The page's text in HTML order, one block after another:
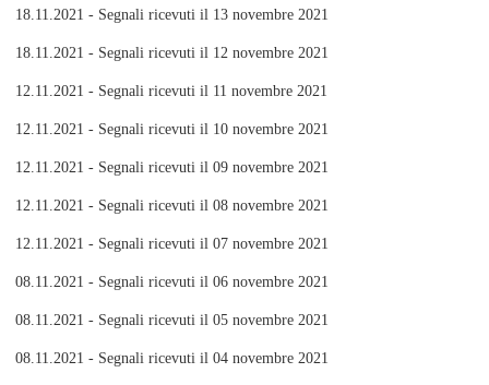
18.11.2021 - Segnali ricevuti il 13 novembre 2021
18.11.2021 - Segnali ricevuti il 12 novembre 2021
12.11.2021 - Segnali ricevuti il 11 novembre 2021
12.11.2021 - Segnali ricevuti il 10 novembre 2021
12.11.2021 - Segnali ricevuti il 09 novembre 2021
12.11.2021 - Segnali ricevuti il 08 novembre 2021
12.11.2021 - Segnali ricevuti il 07 novembre 2021
08.11.2021 - Segnali ricevuti il 06 novembre 2021
08.11.2021 - Segnali ricevuti il 05 novembre 2021
08.11.2021 - Segnali ricevuti il 04 novembre 2021